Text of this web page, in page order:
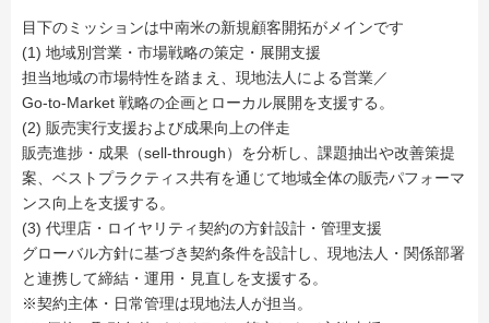
目下のミッションは中南米の新規顧客開拓がメインです
(1) 地域別営業・市場戦略の策定・展開支援
担当地域の市場特性を踏まえ、現地法人による営業／
Go‑to‑Market 戦略の企画とローカル展開を支援する。
(2) 販売実行支援および成果向上の伴走
販売進捗・成果（sell-through）を分析し、課題抽出や改善策提
案、ベストプラクティス共有を通じて地域全体の販売パフォーマ
ンス向上を支援する。
(3) 代理店・ロイヤリティ契約の方針設計・管理支援
グローバル方針に基づき契約条件を設計し、現地法人・関係部署
と連携して締結・運用・見直しを支援する。
※契約主体・日常管理は現地法人が担当。